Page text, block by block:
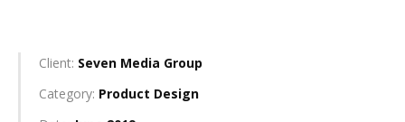
Client: Seven Media Group
Category: Product Design